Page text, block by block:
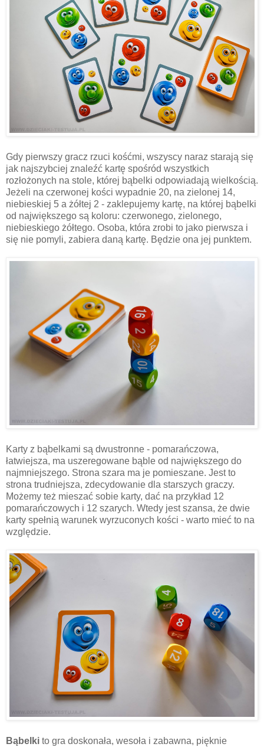
Gdy pierwszy gracz rzuci kośćmi, wszyscy naraz starają się
jak najszybciej znaleźć kartę spośród wszystkich
rozłożonych na stole, której bąbelki odpowiadają wielkością.
Jeżeli na czerwonej kości wypadnie 20, na zielonej 14,
niebieskiej 5 a żółtej 2 - zaklepujemy kartę, na której bąbelki
od największego są koloru: czerwonego, zielonego,
niebieskiego żółtego. Osoba, która zrobi to jako pierwsza i
się nie pomyli, zabiera daną kartę. Będzie ona jej punktem.
Karty z bąbelkami są dwustronne - pomarańczowa,
łatwiejsza, ma uszeregowane bąble od największego do
najmniejszego. Strona szara ma je pomieszane. Jest to
strona trudniejsza, zdecydowanie dla starszych graczy.
Możemy też mieszać sobie karty, dać na przykład 12
pomarańczowych i 12 szarych. Wtedy jest szansa, że dwie
karty spełnią warunek wyrzuconych kości - warto mieć to na
względzie.
Bąbelki to gra doskonała, wesoła i zabawna, pięknie